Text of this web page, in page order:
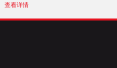
查看详情